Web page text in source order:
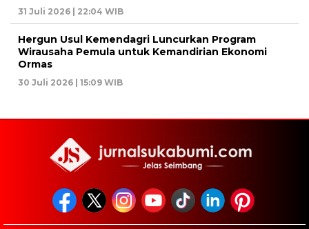
31 Juli 2026 | 22:04 WIB
Hergun Usul Kemendagri Luncurkan Program
Wirausaha Pemula untuk Kemandirian Ekonomi
Ormas
30 Juli 2026 | 15:09 WIB